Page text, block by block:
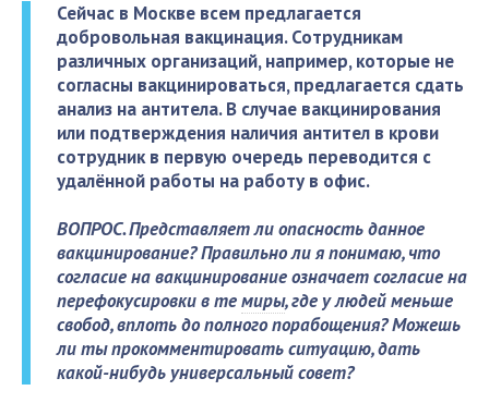
Сейчас в Москве всем предлагается
добровольная вакцинация. Сотрудникам
различных организаций, например, которые не
согласны вакцинироваться, предлагается сдать
анализ на антитела. В случае вакцинирования
или подтверждения наличия антител в крови
сотрудник в первую очередь переводится с
удалённой работы на работу в офис.
ВОПРОС.Представляет ли опасность данное
вакцинирование? Правильно ли я понимаю, что
согласие на вакцинирование означает согласие на
перефокусировки в темиры, где у людей меньше
свобод, вплоть до полного порабощения? Можешь
ли ты прокомментировать ситуацию, дать
какой-нибудь универсальный совет?